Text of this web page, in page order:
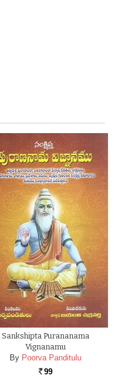
Sankshipta Purananama
Vignanamu
By Poorva Panditulu
Rs. 99